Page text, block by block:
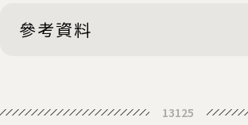
參考資料
mark aborted13125